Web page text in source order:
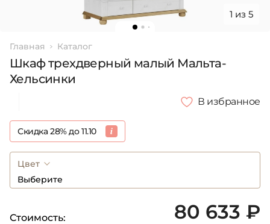
1 из 5
Главная Каталог
Шкаф трехдверный малый Мальта-
Хельсинки
В избранное
Скидка 28% до 11.10
Цвет
Выберите
Стоимость: 80 633 ₽